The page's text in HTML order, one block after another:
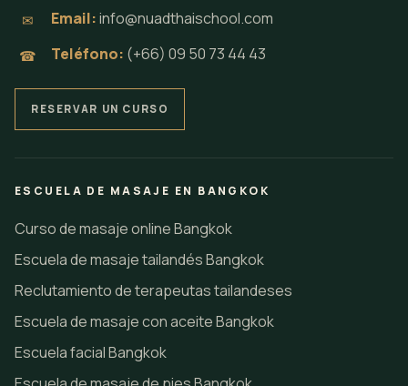
✉ Email:info@nuadthaischool.com
☎ Teléfono: (+66) 09 50 73 44 43
RESERVAR UN CURSO
ESCUELA DE MASAJE EN BANGKOK
Curso de masaje online Bangkok
Escuela de masaje tailandés Bangkok
Reclutamiento de terapeutas tailandeses
Escuela de masaje con aceite Bangkok
Escuela facial Bangkok